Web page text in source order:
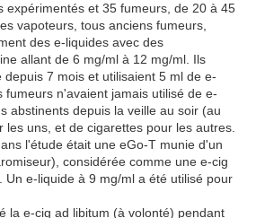
expérimentés et 35 fumeurs, de 20 à 45
vapoteurs, tous anciens fumeurs,
des e-liquides avec des
allant de 6 mg/ml à 12 mg/ml. Ils
7 mois et utilisaient 5 ml de e-
fumeurs n'avaient jamais utilisé de e-
abstinents depuis la veille au soir (au
les uns, et de cigarettes pour les autres.
l'étude était une eGo-T munie d'un
considérée comme une e-cig
Un e-liquide à 9 mg/ml a été utilisé pour
la e-cig ad libitum (à volonté) pendant